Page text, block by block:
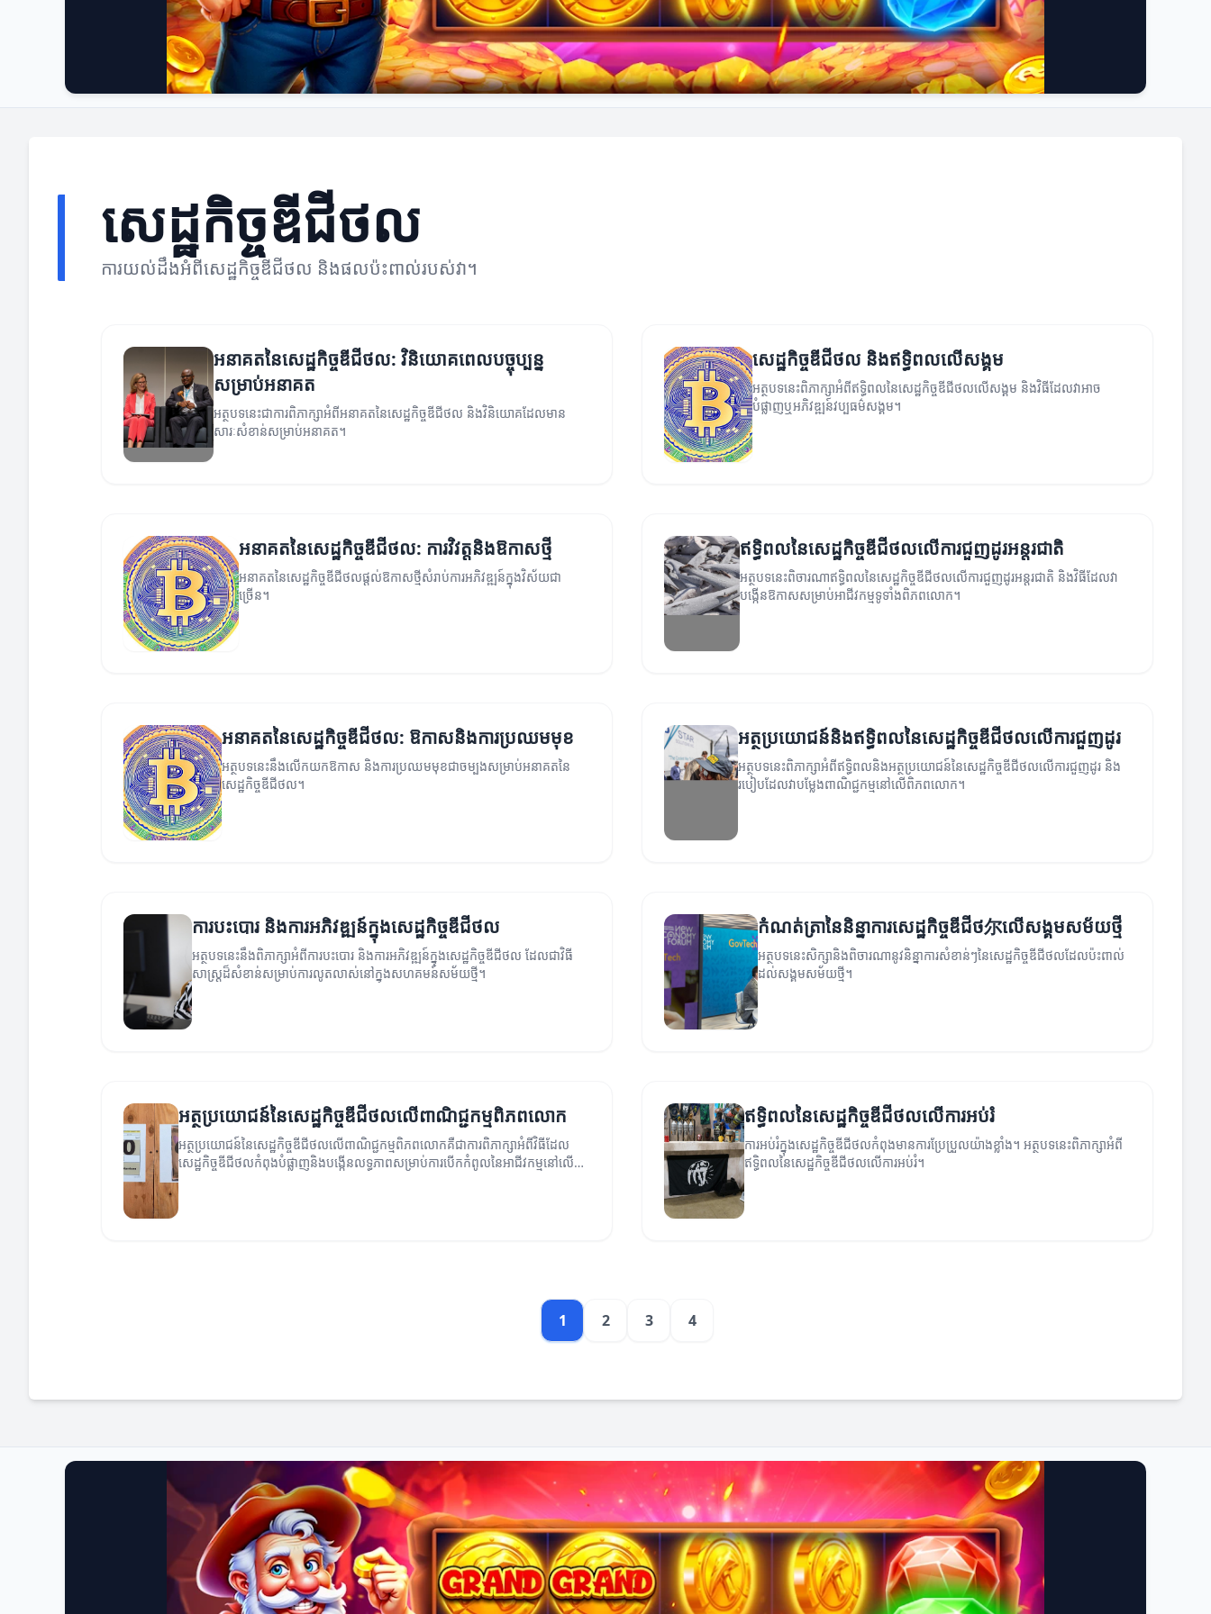
សេដ្ឋកិច្ចឌីជីថល
ការយល់ដឹងអំពីសេដ្ឋកិច្ចឌីជីថល និងផលប៉ះពាល់របស់វា។
អនាគតនៃសេដ្ឋកិច្ចឌីជីថល: វិនិយោគពេលបច្ចុប្បន្ន
សម្រាប់អនាគត
អត្ថបទនេះជាការពិភាក្សាអំពីអនាគតនៃសេដ្ឋកិច្ចឌីជីថល និងវិនិយោគដែលមាន
សារៈសំខាន់សម្រាប់អនាគត។
សេដ្ឋកិច្ចឌីជីថល និងឥទ្ធិពលលើសង្គម
អត្ថបទនេះពិភាក្សាអំពីឥទ្ធិពលនៃសេដ្ឋកិច្ចឌីជីថលលើសង្គម និងវិធីដែលវាអាច
បំផ្លាញឬអភិវឌ្ឍន៍វប្បធម៌សង្គម។
អនាគតនៃសេដ្ឋកិច្ចឌីជីថល: ការវិវត្តនិងឱកាសថ្មី
អនាគតនៃសេដ្ឋកិច្ចឌីជីថលផ្តល់ឱកាសថ្មីសំរាប់ការអភិវឌ្ឍន៍ក្នុងវិស័យជា
ច្រើន។
ឥទ្ធិពលនៃសេដ្ឋកិច្ចឌីជីថលលើការជួញដូរ​អន្តរជាតិ
អត្ថបទនេះពិចារណាឥទ្ធិពលនៃសេដ្ឋកិច្ចឌីជីថលលើការជួញដូរ​អន្តរជាតិ និងវិធីដែលវា
បង្កើនឱកាសសម្រាប់អាជីវកម្មទូទាំងពិភពលោក។
អនាគតនៃសេដ្ឋកិច្ចឌីជីថល: ឱកាសនិងការប្រឈមមុខ
អត្ថបទនេះនឹងលើកយកឱកាស និងការប្រឈមមុខជាចម្បងសម្រាប់អនាគតនៃ
សេដ្ឋកិច្ចឌីជីថល។
អត្ថប្រយោជន៍និងឥទ្ធិពលនៃសេដ្ឋកិច្ចឌីជីថលលើការជួញដូរ
អត្ថបទនេះពិភាក្សាអំពីឥទ្ធិពលនិងអត្ថប្រយោជន៍នៃសេដ្ឋកិច្ចឌីជីថលលើការជួញដូរ និង
របៀបដែលវាបម្លែងពាណិជ្ជកម្មនៅលើពិភពលោក។
ការបះបោរ និងការអភិវឌ្ឍន៍ក្នុងសេដ្ឋកិច្ចឌីជីថល
អត្ថបទនេះនឹងពិភាក្សាអំពីការបះបោរ និងការអភិវឌ្ឍន៍ក្នុងសេដ្ឋកិច្ចឌីជីថល ដែលជាវិធី
សាស្ត្រដ៏សំខាន់សម្រាប់ការលូតលាស់នៅក្នុងសហគមន៍សម័យថ្មី។
កំណត់ត្រានៃនិន្នាការសេដ្ឋកិច្ចឌីជីថ尔លើសង្គមសម័យថ្មី
អត្ថបទនេះសិក្សានិងពិចារណានូវនិន្នាការសំខាន់ៗនៃសេដ្ឋកិច្ចឌីជីថលដែលប៉ះពាល់
ដល់សង្គមសម័យថ្មី។
អត្ថប្រយោជន៍នៃសេដ្ឋកិច្ចឌីជីថលលើពាណិជ្ជកម្មពិភពលោក
អត្ថប្រយោជន៍នៃសេដ្ឋកិច្ចឌីជីថលលើពាណិជ្ជកម្មពិភពលោកគឺជាការពិភាក្សាអំពីវិធីដែល
សេដ្ឋកិច្ចឌីជីថលកំពុងបំផ្លាញនិងបង្កើនលទ្ធភាពសម្រាប់ការបើកកំពូលនៃអាជីវកម្មនៅលើក
ឥទ្ធិពលនៃសេដ្ឋកិច្ចឌីជីថលលើការអប់រំ
ការអប់រំក្នុងសេដ្ឋកិច្ចឌីជីថលកំពុងមានការប្រែប្រួលយ៉ាងខ្លាំង។ អត្ថបទនេះពិភាក្សាអំពី
ឥទ្ធិពលនៃសេដ្ឋកិច្ចឌីជីថលលើការអប់រំ។
1 2 3 4